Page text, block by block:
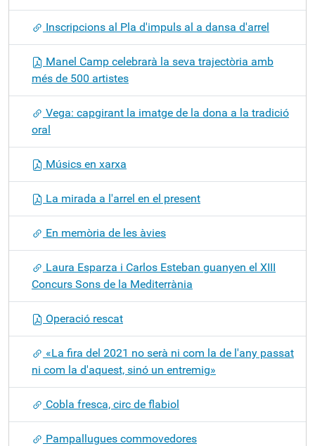
Inscripcions al Pla d'impuls al a dansa d'arrel
Manel Camp celebrarà la seva trajectòria amb
més de 500 artistes
Vega: capgirant la imatge de la dona a la tradició
oral
Músics en xarxa
La mirada a l'arrel en el present
En memòria de les àvies
Laura Esparza i Carlos Esteban guanyen el XIII
Concurs Sons de la Mediterrània
Operació rescat
«La fira del 2021 no serà ni com la de l'any passat
ni com la d'aquest, sinó un entremig»
Cobla fresca, circ de flabiol
Pampallugues commovedores